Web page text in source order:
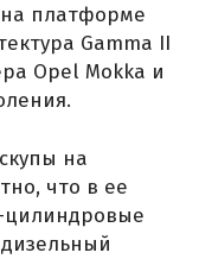
платформе
Gamma II
Opel Mokka и
на
что в ее
цилиндровые